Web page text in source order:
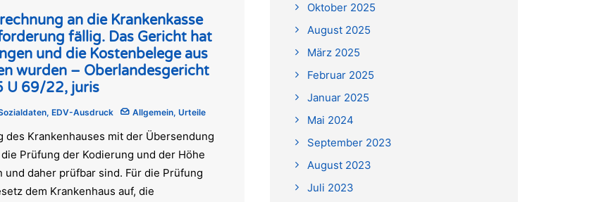
an die Krankenkasse
fällig. Das Gericht hat
und die Kostenbelege aus
wurden – Oberlandesgericht
U 69/22, juris
, EDV-Ausdruck Allgemein, Urteile
Krankenhauses mit der Übersendung
Prüfung der Kodierung und der Höhe
daher prüfbar sind. Für die Prüfung
dem Krankenhaus auf, die
Oktober 2025
August 2025
März 2025
Februar 2025
Januar 2025
Mai 2024
September 2023
August 2023
Juli 2023